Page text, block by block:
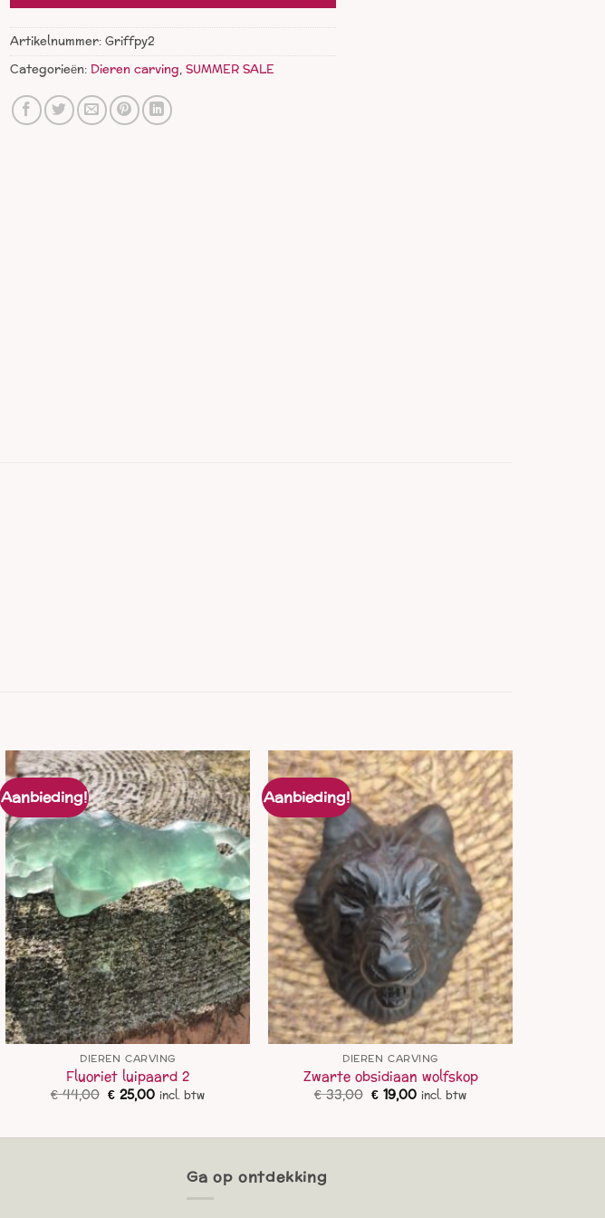
Artikelnummer:Griffpy2
Categorieën: Dieren carving,SUMMER SALE
Aanbieding!
DIEREN CARVING
Fluoriet luipaard 2
€44,00 Oorspronkelijke
prijs
€ 44,00.
€25,00Huidige
prijs
€ 25,00.
incl. btw
Aanbieding!
DIEREN CARVING
Zwarte obsidiaan wolfskop
€33,00 Oorspronkelijke
prijs
€ 33,00.
€19,00Huidige
prijs
€ 19,00.
incl. btw
Ga op ontdekking